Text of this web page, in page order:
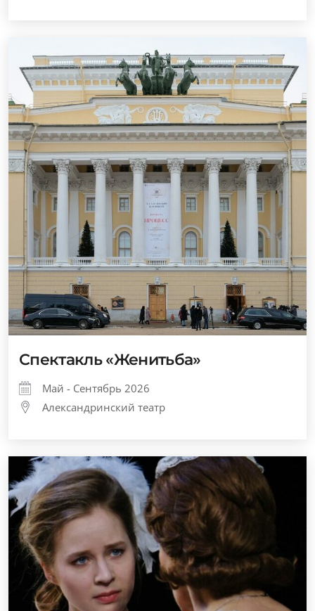
Спектакль «Женитьба»
Май - Сентябрь 2026
Александринский театр